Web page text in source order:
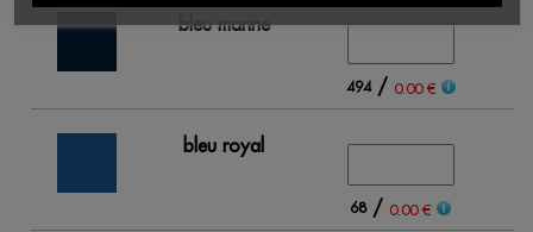
bleu marine
494/ 0.00 €
bleu royal
68/ 0.00 €